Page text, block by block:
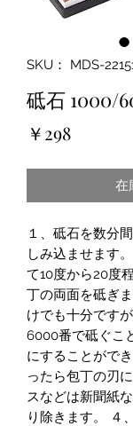
SKU： MDS-
砥石 1000/
￥298価
在
１、砥石を数分
しみ込ませます
て10度から20度
丁の両面を砥ぎ
けでも十分です
6000番で砥ぐこ
にすることがで
ったら包丁の刃
スなどは新聞紙
り除きます。 ４